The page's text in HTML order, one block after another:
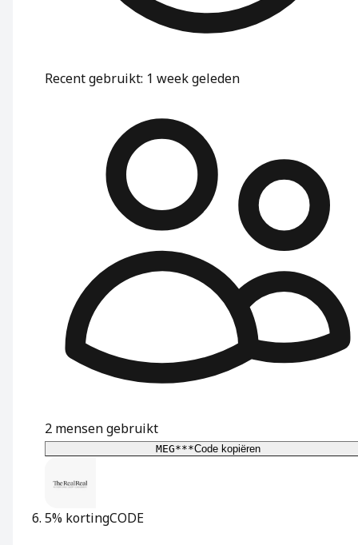
Recent gebruikt: 1 week geleden
2 mensen gebruikt
MEG***Code kopiëren
5% kortingCODE